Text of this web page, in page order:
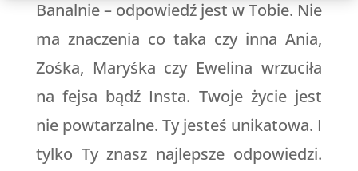
Banalnie – odpowiedź jest w Tobie. Nie
ma znaczenia co taka czy inna Ania,
Zośka, Maryśka czy Ewelina wrzuciła
na fejsa bądź Insta. Twoje życie jest
nie powtarzalne. Ty jesteś unikatowa. I
tylko Ty znasz najlepsze odpowiedzi.